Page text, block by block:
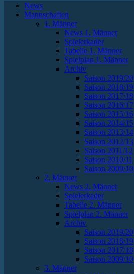
News
Mannschaften
1. Männer
News 1. Männer
Spielerkader
Tabelle 1. Männer
Spielplan 1. Männer
Archiv
Saison 2019/20
Saison 2018/19
Saison 2017/18
Saison 2016/17
Saison 2015/16
Saison 2014/15
Saison 2013/14
Saison 2012/13
Saison 2011/12
Saison 2010/11
Saison 2009/10
2. Männer
News 2. Männer
Spielerkader
Tabelle 2. Männer
Spielplan 2. Männer
Archiv
Saison 2019/20
Saison 2018/19
Saison 2017/18
Saison 2009/10
3. Männer